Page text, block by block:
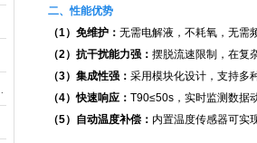
二、性能优势
（1）免维护： 无需电解液，不耗氧，无需
（2）抗干扰能力强： 摆脱流速限制，在复
（3）集成性强： 采用模块化设计，支持多
（4）快速响应： T90≤50s，实时监测数据
（5）自动温度补偿： 内置温度传感器可实